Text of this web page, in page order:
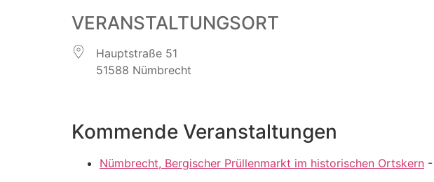
VERANSTALTUNGSORT
Hauptstraße 51
51588 Nümbrecht
Kommende Veranstaltungen
Nümbrecht, Bergischer Prüllenmarkt im historischen Ortskern